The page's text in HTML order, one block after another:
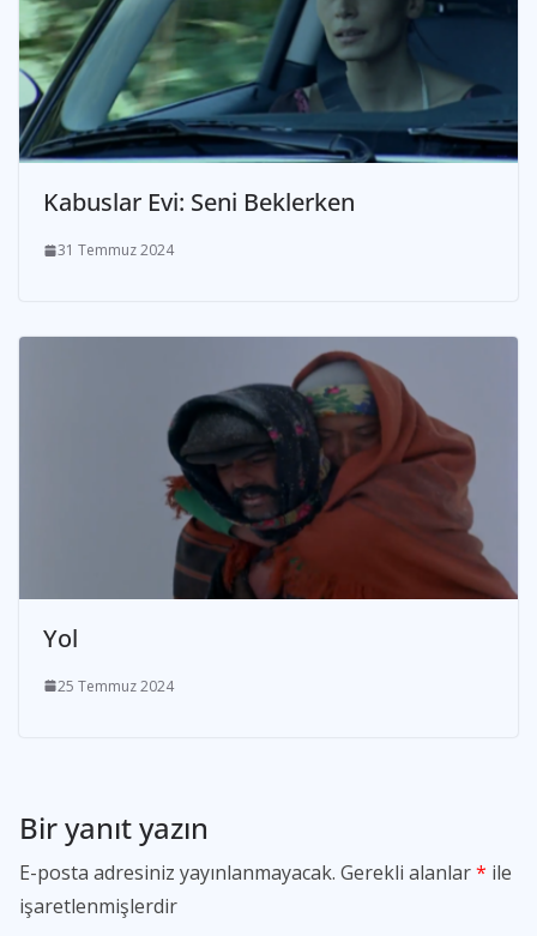
Kabuslar Evi: Seni Beklerken
31 Temmuz 2024
Yol
25 Temmuz 2024
Bir yanıt yazın
E-posta adresiniz yayınlanmayacak. Gerekli alanlar* ile
işaretlenmişlerdir